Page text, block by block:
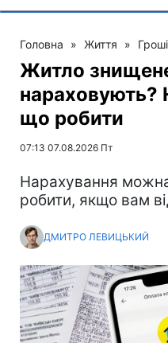
Головна » Життя » Гроші
Житло
нараховують?
що робити
07:13 07.08.2026 Пт
Нарахування
робити, якщо вам
ДМИТРО ЛЕВИЦЬКИЙ